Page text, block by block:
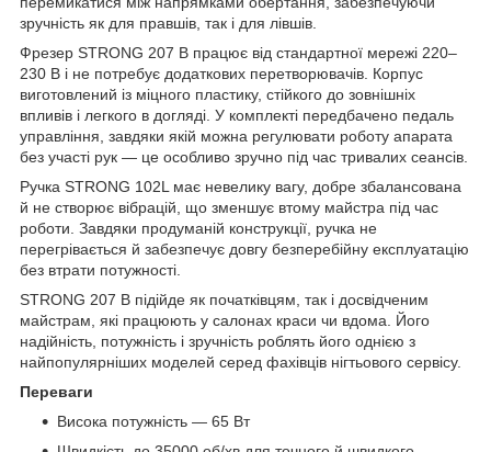
зручність як для правшів, так і для лівшів.
Фрезер STRONG 207 B працює від стандартної мережі 220–
230 В і не потребує додаткових перетворювачів. Корпус
виготовлений із міцного пластику, стійкого до зовнішніх
впливів і легкого в догляді. У комплекті передбачено педаль
управління, завдяки якій можна регулювати роботу апарата
без участі рук — це особливо зручно під час тривалих сеансів.
Ручка STRONG 102L має невелику вагу, добре збалансована
й не створює вібрацій, що зменшує втому майстра під час
роботи. Завдяки продуманій конструкції, ручка не
перегрівається й забезпечує довгу безперебійну експлуатацію
без втрати потужності.
STRONG 207 B підійде як початківцям, так і досвідченим
майстрам, які працюють у салонах краси чи вдома. Його
надійність, потужність і зручність роблять його однією з
найпопулярніших моделей серед фахівців нігтьового сервісу.
Переваги
Висока потужність — 65 Вт